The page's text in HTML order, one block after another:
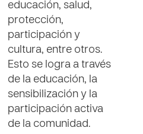
educación, salud,
protección,
participación y
cultura, entre otros.
Esto se logra a través
de la educación, la
sensibilización y la
participación activa
de la comunidad.